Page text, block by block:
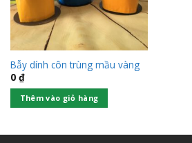
Bẫy dính côn trùng mầu vàng
0 ₫
Thêm vào giỏ hàng